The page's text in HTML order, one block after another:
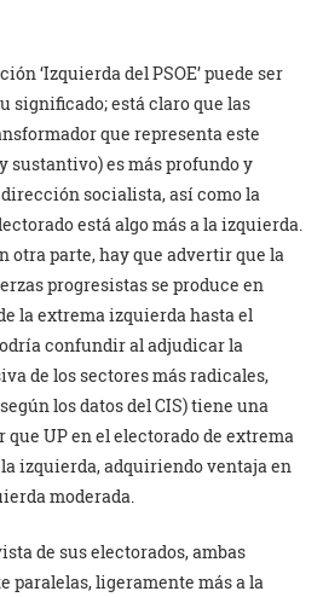
‘Izquierda del PSOE’ puede ser
significado; está claro que las
que representa este
sustantivo) es más profundo y
socialista, así como la
está algo más a la izquierda.
otra parte, hay que advertir que la
progresistas se produce en
la extrema izquierda hasta el
confundir al adjudicar la
de los sectores más radicales,
los datos del CIS) tiene una
UP en el electorado de extrema
izquierda, adquiriendo ventaja en
moderada.
de sus electorados, ambas
paralelas, ligeramente más a la